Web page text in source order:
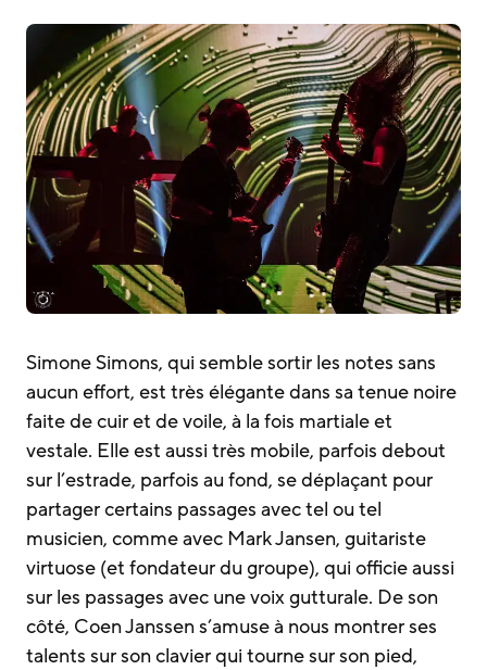
Simone Simons, qui semble sortir les notes sans
aucun effort, est très élégante dans sa tenue noire
faite de cuir et de voile, à la fois martiale et
vestale. Elle est aussi très mobile, parfois debout
sur l’estrade, parfois au fond, se déplaçant pour
partager certains passages avec tel ou tel
musicien, comme avec Mark Jansen, guitariste
virtuose (et fondateur du groupe), qui officie aussi
sur les passages avec une voix gutturale. De son
côté, Coen Janssen s’amuse à nous montrer ses
talents sur son clavier qui tourne sur son pied,